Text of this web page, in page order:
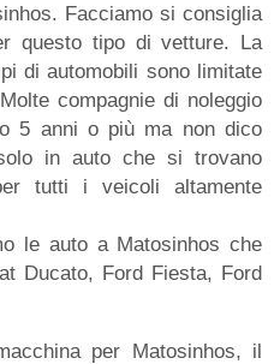
Facciamo si consiglia
questo tipo di vetture. La
di automobili sono limitate
compagnie di noleggio
5 anni o più ma non dico
in auto che si trovano
tutti i veicoli altamente
le auto a Matosinhos che
Ducato, Ford Fiesta, Ford
per Matosinhos, il